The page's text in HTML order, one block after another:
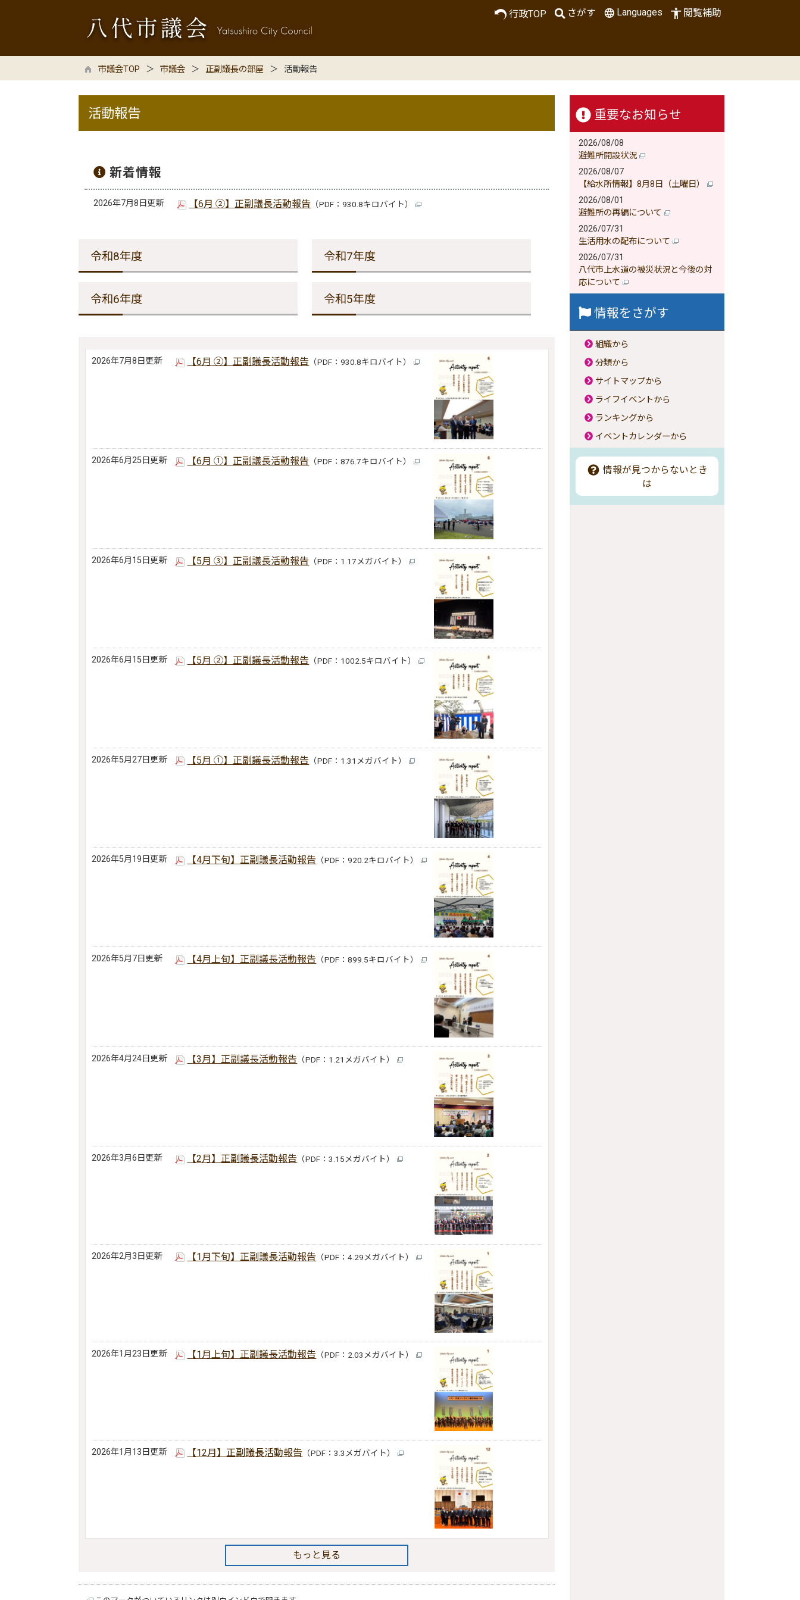
行政TOP さがす Languages 閲覧補助
市議会TOP 市議会 正副議長の部屋 活動報告
活動報告
新着情報
2026年7月8日更新 【6月 ②】正副議長活動報告 （PDF：930.8キロバイト）
令和8年度 令和7年度
令和6年度 令和5年度
2026年7月8日更新 【6月 ②】正副議長活動報告 （PDF：930.8キロバイト）
2026年6月25日更新 【6月 ①】正副議長活動報告 （PDF：876.7キロバイト）
2026年6月15日更新 【5月 ③】正副議長活動報告 （PDF：1.17メガバイト）
2026年6月15日更新 【5月 ②】正副議長活動報告 （PDF：1002.5キロバイト）
2026年5月27日更新 【5月 ①】正副議長活動報告 （PDF：1.31メガバイト）
2026年5月19日更新 【4月下旬】正副議長活動報告 （PDF：920.2キロバイト）
2026年5月7日更新 【4月上旬】正副議長活動報告 （PDF：899.5キロバイト）
2026年4月24日更新 【3月】正副議長活動報告 （PDF：1.21メガバイト）
2026年3月6日更新 【2月】正副議長活動報告 （PDF：3.15メガバイト）
2026年2月3日更新 【1月下旬】正副議長活動報告 （PDF：4.29メガバイト）
2026年1月23日更新 【1月上旬】正副議長活動報告 （PDF：2.03メガバイト）
2026年1月13日更新 【12月】正副議長活動報告 （PDF：3.3メガバイト）
もっと見る
重要なお知らせ
2026/08/08
避難所開設状況
2026/08/07
【給水所情報】8月8日（土曜日）
2026/08/01
避難所の再編について
2026/07/31
生活用水の配布について
2026/07/31
八代市上水道の被災状況と今後の対
応について
情報をさがす
組織から
分類から
サイトマップから
ライフイベントから
ランキングから
イベントカレンダーから
情報が見つからないとき
は